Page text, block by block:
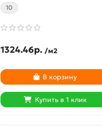
10
1324.46р. /м2
В корзину
Купить в 1 клик